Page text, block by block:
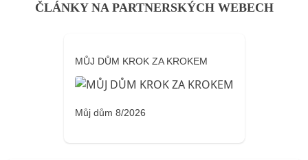
ČLÁNKY NA PARTNERSKÝCH WEBECH
MŮJ DŮM KROK ZA KROKEM
Můj dům 8/2026